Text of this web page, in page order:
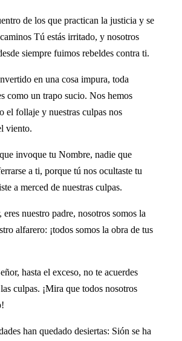
de los que practican la justicia y se
Tú estás irritado, y nosotros
siempre fuimos rebeldes contra ti.
en una cosa impura, toda
como un trapo sucio. Nos hemos
el follaje y nuestras culpas nos
viento.
invoque tu Nombre, nadie que
a ti, porque tú nos ocultaste tu
a merced de nuestras culpas.
eres nuestro padre, nosotros somos la
alfarero: ¡todos somos la obra de tus
hasta el exceso, no te acuerdes
culpas. ¡Mira que todos nosotros
han quedado desiertas: Sión se ha